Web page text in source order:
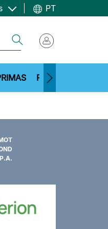
PT
RECURSOS